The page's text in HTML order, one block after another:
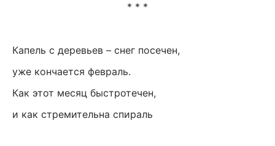
* * *
Капель с деревьев – снег посечен,
уже кончается февраль.
Как этот месяц быстротечен,
и как стремительна спираль